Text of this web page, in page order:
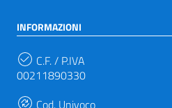
INFORMAZIONI
C.F. / P.IVA
00211890330
Cod. Univoco